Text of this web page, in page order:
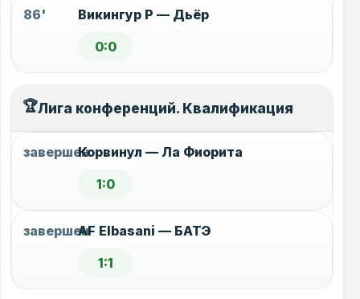
86'
Викингур Р — Дьёр
0:0
🏆Лига конференций. Квалификация
завершенКорвинул — Ла Фиорита
1:0
завершенAF Elbasani — БАТЭ
1:1